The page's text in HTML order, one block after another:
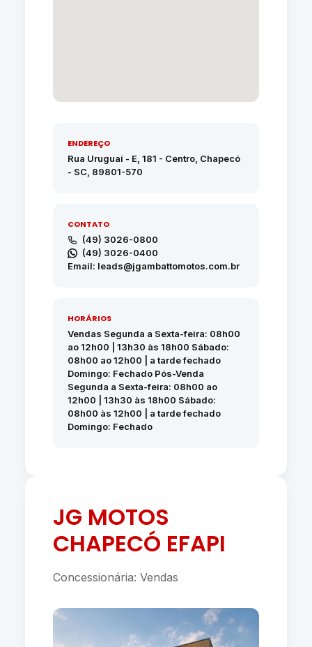
ENDEREÇO
Rua Uruguai - E, 181 - Centro, Chapecó
- SC, 89801-570
CONTATO
(49) 3026-0800
(49) 3026-0400
Email: leads@jgambattomotos.com.br
HORÁRIOS
Vendas Segunda a Sexta-feira: 08h00
ao 12h00 | 13h30 às 18h00 Sábado:
08h00 ao 12h00 | a tarde fechado
Domingo: Fechado Pós-Venda
Segunda a Sexta-feira: 08h00 ao
12h00 | 13h30 às 18h00 Sábado:
08h00 às 12h00 | a tarde fechado
Domingo: Fechado
JG MOTOS
CHAPECÓ EFAPI
Concessionária: Vendas